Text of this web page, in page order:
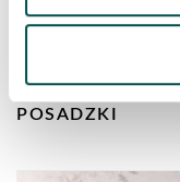
KWARCYT
LUKSUSOWY
POSADZKI